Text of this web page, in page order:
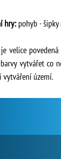
hry: pohyb -
velice
vytvářet co
vytváření území.